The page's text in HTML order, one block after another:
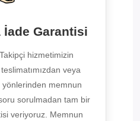
İade Garantisi
hizmetimizin
veya
memnun
sorulmadan tam bir
veriyoruz. Memnun